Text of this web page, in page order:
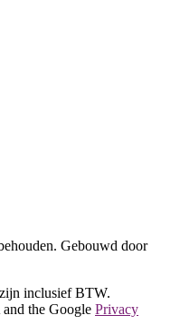
Gebouwd door
inclusief BTW.
the Google Privacy